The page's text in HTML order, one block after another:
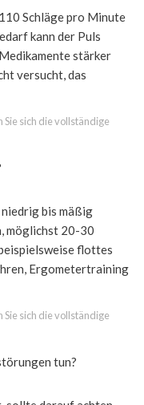
Schläge pro Minute
kann der Puls
stärker
versucht, das
Sie sich die vollständige
bis mäßig
möglichst 20-30
flottes
Ergometertraining
Sie sich die vollständige
tun?